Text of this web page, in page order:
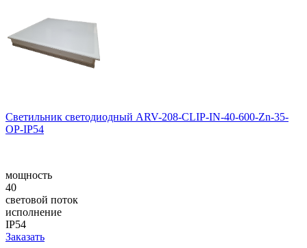
Светильник светодиодный ARV-208-CLIP-IN-40-600-Zn-35-
OP-IP54
мощность
40
световой поток
исполнение
IP54
Заказать